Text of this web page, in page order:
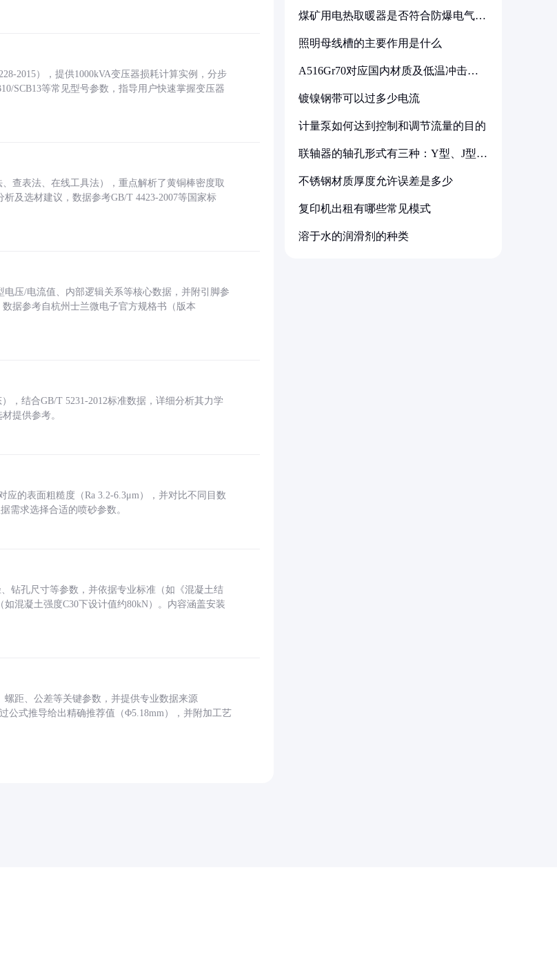
2015），提供1000kVA变压器损耗计算实例，分步
SCB13等常见型号参数，指导用户快速掌握变压器
查表法、在线工具法），重点解析了黄铜棒密度取
及选材建议，数据参考GB/T 4423-2007等国家标
压/电流值、内部逻辑关系等核心数据，并附引脚参
据参考自杭州士兰微电子官方规格书（版本
，结合GB/T 5231-2012标准数据，详细分析其力学
提供参考。
的表面粗糙度（Ra 3.2-6.3μm），并对比不同目数
需求选择合适的喷砂参数。
钻孔尺寸等参数，并依据专业标准（如《混凝土结
混凝土强度C30下设计值约80kN）。内容涵盖安装
距、公差等关键参数，并提供专业数据来源
公式推导给出精确推荐值（Φ5.18mm），并附加工艺
煤矿用电热取暖器是否符合防爆电气设
照明母线槽的主要作用是什么
A516Gr70对应国内材质及低温冲击要
镀镍钢带可以过多少电流
计量泵如何达到控制和调节流量的目的
联轴器的轴孔形式有三种：Y型、J型、
不锈钢材质厚度允许误差是多少
复印机出租有哪些常见模式
溶于水的润滑剂的种类